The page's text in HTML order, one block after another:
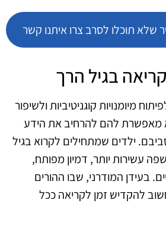
תוכלו לסרב צרו איתנו קשר
בגיל הרך
מיומנויות קוגניטיביות ולשיפור
מאפשרת להם להרחיב את הידע
ילדים שמתחילים לקרוא בגיל
עשירות יותר, דמיון מפותח,
בעידן המודרני, שבו ההורים
להקדיש זמן לקריאה ככל